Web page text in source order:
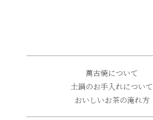
萬古焼について
土鍋のお手入れについて
おいしいお茶の淹れ方